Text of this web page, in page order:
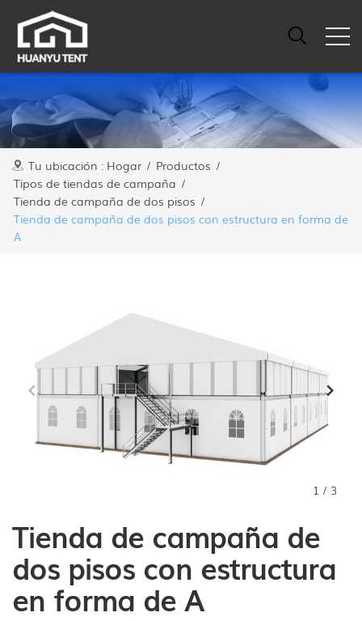
Tu ubicación : Hogar / Productos /
Tipos de tiendas de campaña /
Tienda de campaña de dos pisos /
Tienda de campaña de dos pisos con estructura en forma de
A
Tienda de campaña de
dos pisos con estructura
en forma de A
1 / 3